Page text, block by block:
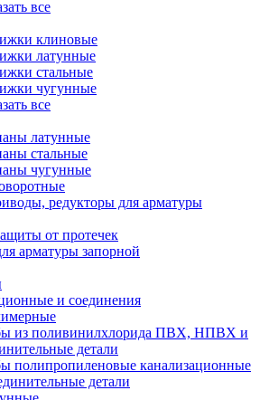
все
клиновые
латунные
стальные
чугунные
все
латунные
стальные
чугунные
редукторы для арматуры
от протечек
арматуры запорной
и соединения
из поливинилхлорида ПВХ, НПВХ и
детали
полипропиленовые канализационные
детали